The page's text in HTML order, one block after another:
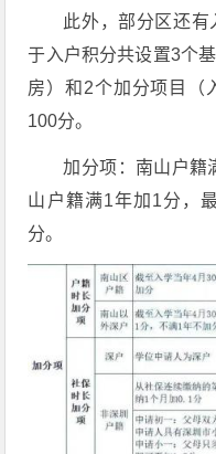
此外，部分区还
于入户积分共设置3个
房）和2个加分项目（
100分。
加分项：南山户籍
山户籍满1年加1分，
分。